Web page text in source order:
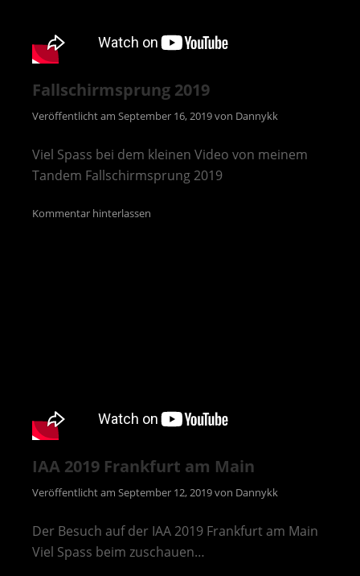
Fallschirmsprung 2019
Veröffentlicht am September 16, 2019von Dannykk
Viel Spass bei dem kleinen Video von meinem
Tandem Fallschirmsprung 2019
Kommentar hinterlassen
IAA 2019 Frankfurt am Main
Veröffentlicht am September 12, 2019von Dannykk
Der Besuch auf der IAA 2019 Frankfurt am Main
Viel Spass beim zuschauen…